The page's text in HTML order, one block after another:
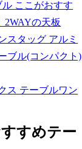
ル ここがおすす
2WAYの天板
スタッグ アルミ
ブル(コンパクト)
ス テーブルワン
すめテー